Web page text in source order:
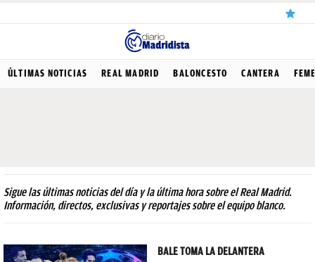
ÚLTIMAS
CANTERA
DIRECTO
ÚLTIMAS NOTICIAS REAL MADRID BALONCESTO CANTERA
Sigue las últimas noticias del día y la última hora sobre el Real Madrid.
Información, directos, exclusivas y reportajes sobre el equipo blanco.
BALE TOMA LA DELANTERA